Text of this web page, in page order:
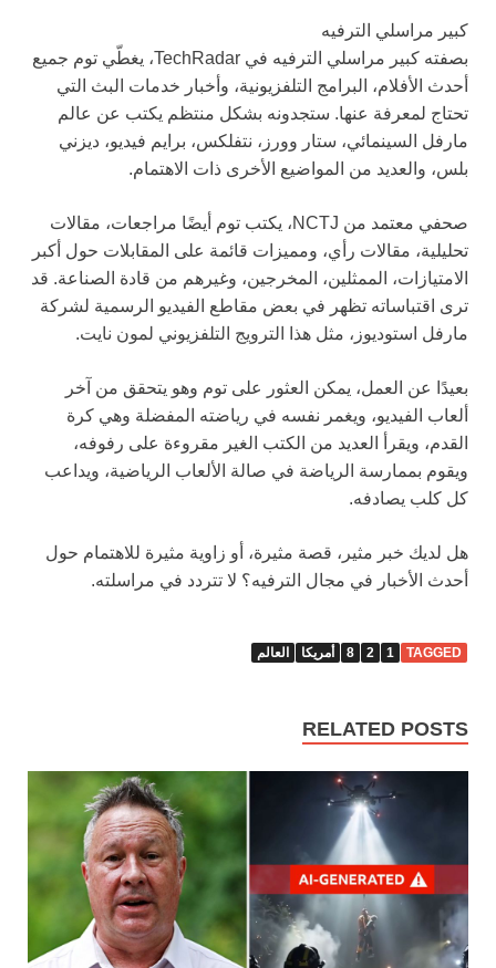
كبير مراسلي الترفيه
بصفته كبير مراسلي الترفيه في TechRadar، يغطّي توم جميع
أحدث الأفلام، البرامج التلفزيونية، وأخبار خدمات البث التي
تحتاج لمعرفة عنها. ستجدونه بشكل منتظم يكتب عن عالم
مارفل السينمائي، ستار وورز، نتفلكس، برايم فيديو، ديزني
بلس، والعديد من المواضيع الأخرى ذات الاهتمام.
صحفي معتمد من NCTJ، يكتب توم أيضًا مراجعات، مقالات
تحليلية، مقالات رأي، ومميزات قائمة على المقابلات حول أكبر
الامتيازات، الممثلين، المخرجين، وغيرهم من قادة الصناعة. قد
ترى اقتباساته تظهر في بعض مقاطع الفيديو الرسمية لشركة
مارفل استوديوز، مثل هذا
الترويج التلفزيوني لمون نايت.
بعيدًا عن العمل، يمكن العثور على توم وهو يتحقق من آخر
ألعاب الفيديو، ويغمر نفسه في رياضته المفضلة وهي كرة
القدم، ويقرأ العديد من الكتب الغير مقروءة على رفوفه،
ويقوم بممارسة الرياضة في صالة الألعاب الرياضية، ويداعب
كل كلب يصادفه.
هل لديك خبر مثير، قصة مثيرة، أو زاوية مثيرة للاهتمام حول
أحدث الأخبار في مجال الترفيه؟ لا تتردد في مراسلته.
TAGGED
1
2
8 أمريكا العالم
RELATED POSTS